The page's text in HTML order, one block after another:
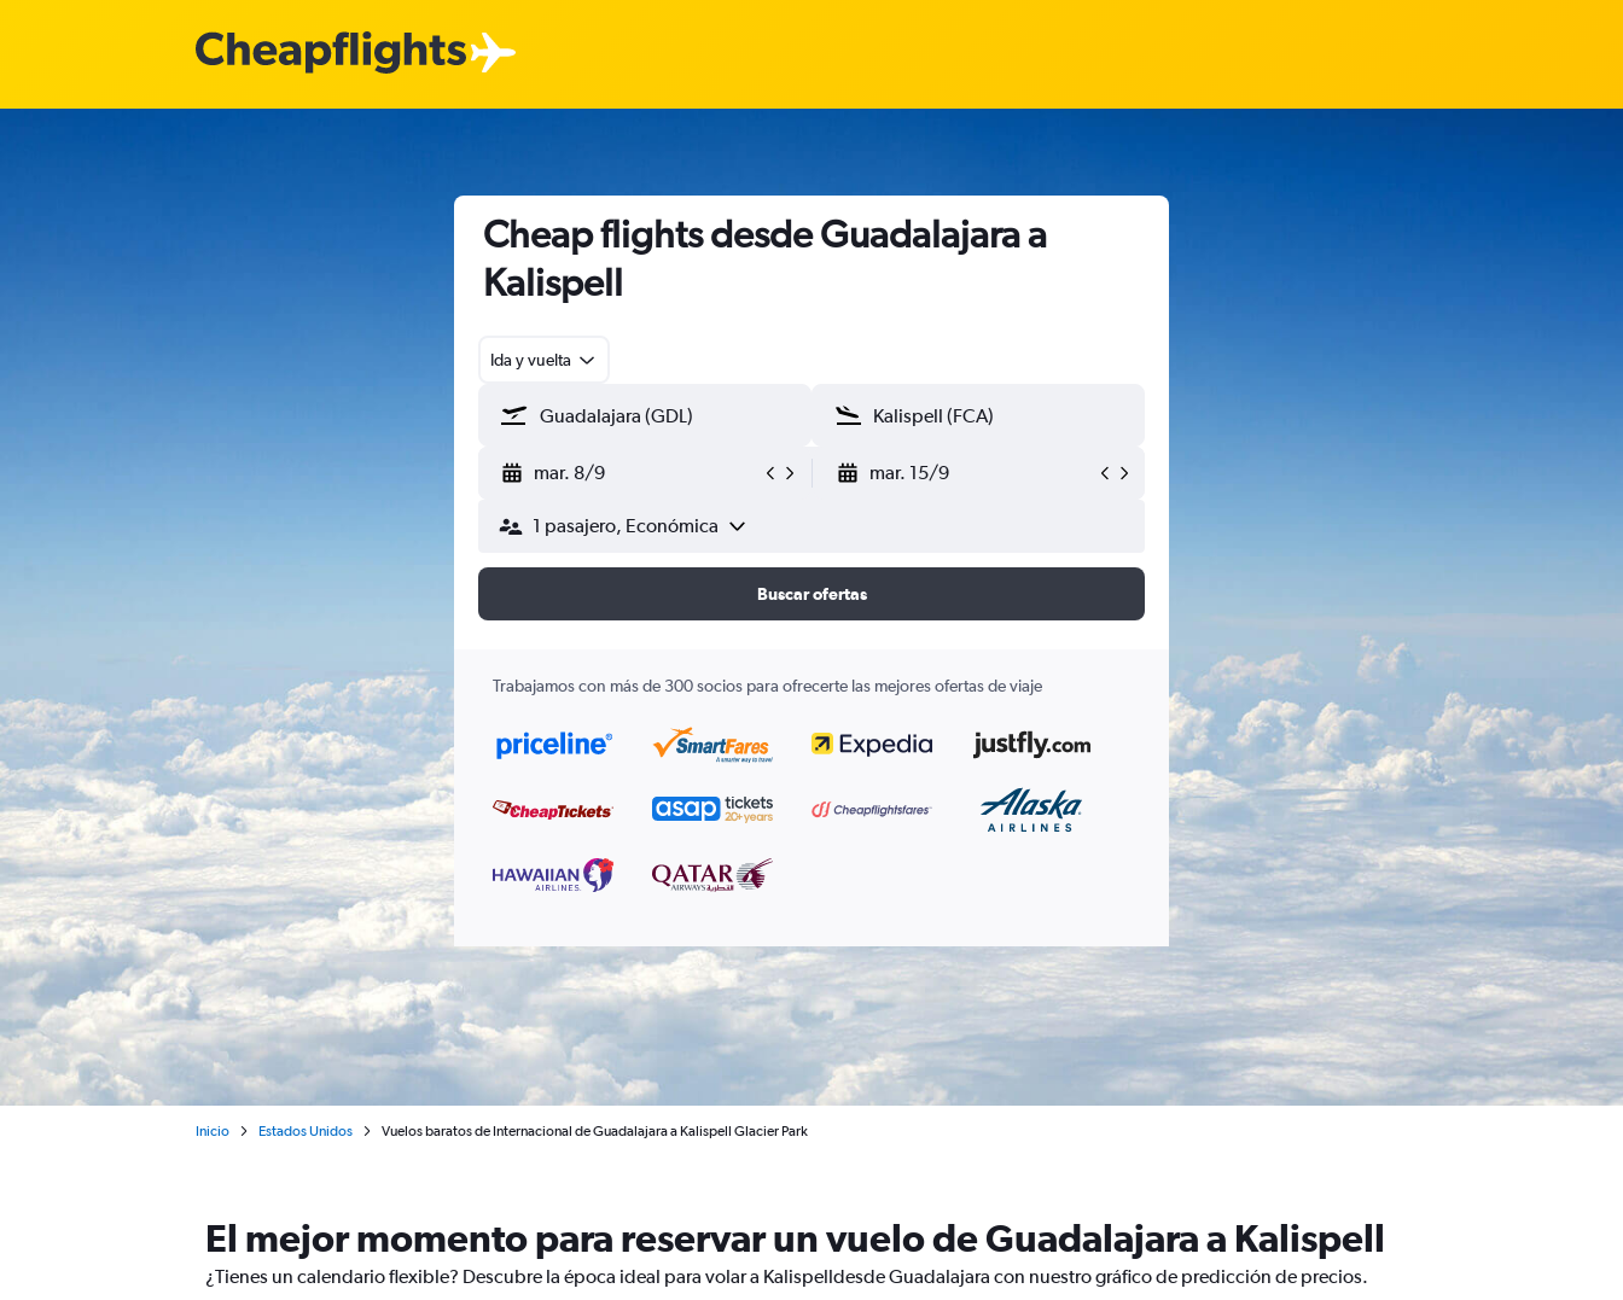
Cheap flights desde Guadalajara a
Kalispell
Ida y vuelta
mar. 8/9 mar. 15/9
1 pasajero, Económica
Buscar ofertas
Trabajamos con más de 300 socios para ofrecerte las mejores ofertas de viaje
Inicio Estados Unidos Vuelos baratos de Internacional de Guadalajara a Kalispell Glacier Park
El mejor momento para reservar un vuelo de Guadalajara a Kalispell
¿Tienes un calendario flexible? Descubre la época ideal para volar a Kalispelldesde Guadalajara con nuestro gráfico de predicción de precios.